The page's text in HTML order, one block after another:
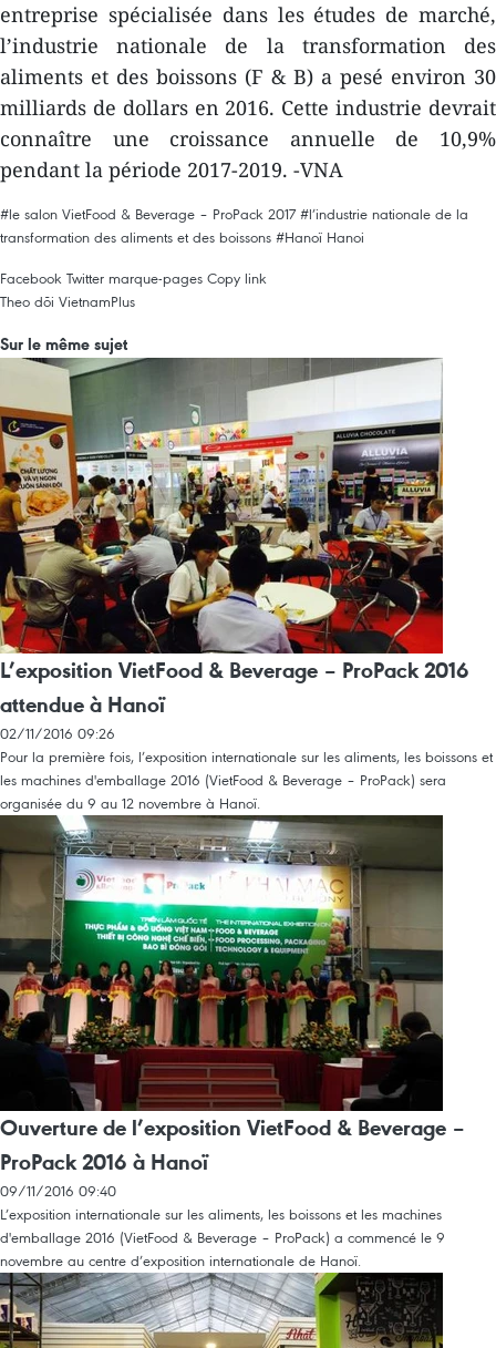
entreprise spécialisée dans les études de marché,
l’industrie nationale de la transformation des
aliments et des boissons (F & B) a pesé environ 30
milliards de dollars en 2016. Cette industrie devrait
connaître une croissance annuelle de 10,9%
pendant la période 2017-2019. -VNA
#le salon VietFood & Beverage – ProPack 2017 #l’industrie nationale de la
transformation des aliments et des boissons #Hanoï Hanoi
Facebook Twitter marque-pages Copy link
Theo dõi VietnamPlus
Sur le même sujet
L’exposition VietFood & Beverage – ProPack 2016
attendue à Hanoï
02/11/2016 09:26
Pour la première fois, l’exposition internationale sur les aliments, les boissons et
les machines d'emballage 2016 (VietFood & Beverage – ProPack) sera
organisée du 9 au 12 novembre à Hanoï.
Ouverture de l’exposition VietFood & Beverage –
ProPack 2016 à Hanoï
09/11/2016 09:40
L’exposition internationale sur les aliments, les boissons et les machines
d'emballage 2016 (VietFood & Beverage – ProPack) a commencé le 9
novembre au centre d’exposition internationale de Hanoï.